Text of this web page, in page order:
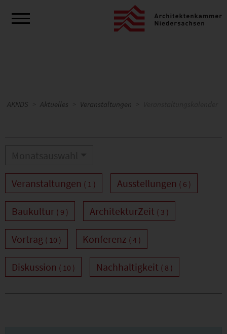
AKNDS Aktuelles Veranstaltungen
Veranstaltungen ( 1 ) Ausstellungen ( 6 )
Baukultur ( 9 ) ArchitekturZeit ( 3 )
Vortrag ( 10 ) Konferenz ( 4 )
Diskussion ( 10 ) Nachhaltigkeit ( 8 )